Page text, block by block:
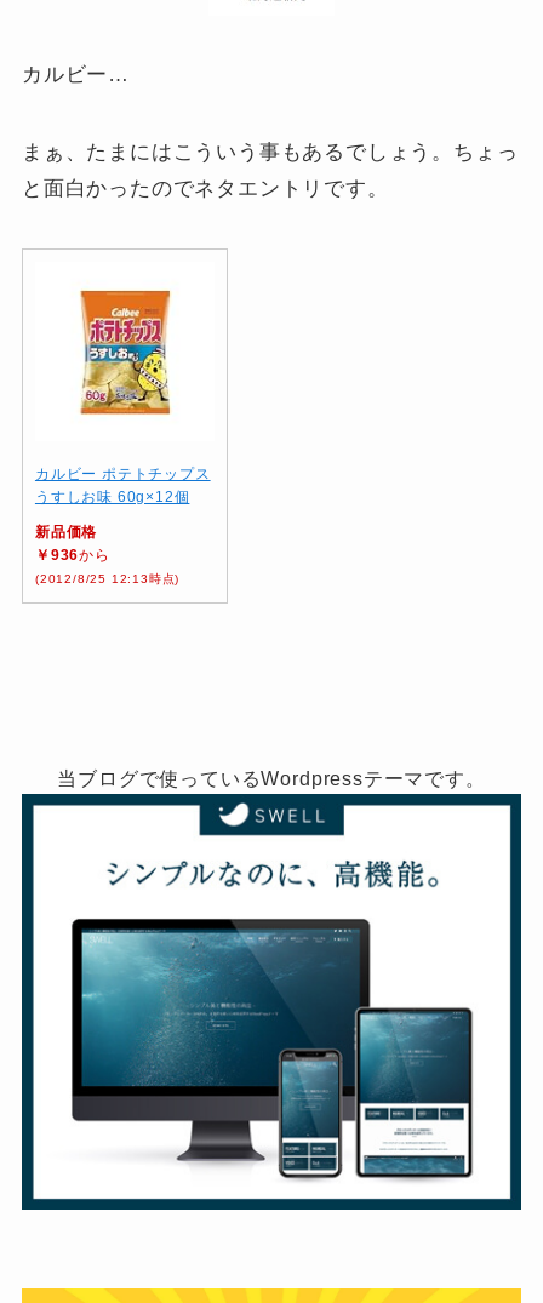
カルビー…
まぁ、たまにはこういう事もあるでしょう。ちょっ
と面白かったのでネタエントリです。
カルビー ポテトチップス
うすしお味 60g×12個
新品価格
￥936から
(2012/8/25 12:13時点)
当ブログで使っているWordpressテーマです。